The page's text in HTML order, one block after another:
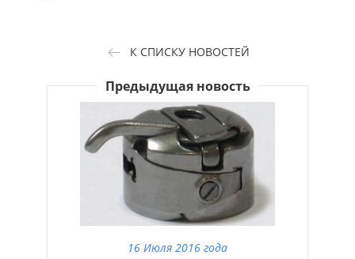
К СПИСКУ НОВОСТЕЙ
Предыдущая новость
16 Июля 2016 года